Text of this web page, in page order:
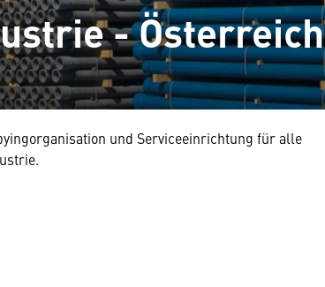
- Österreich
und Serviceeinrichtung für alle